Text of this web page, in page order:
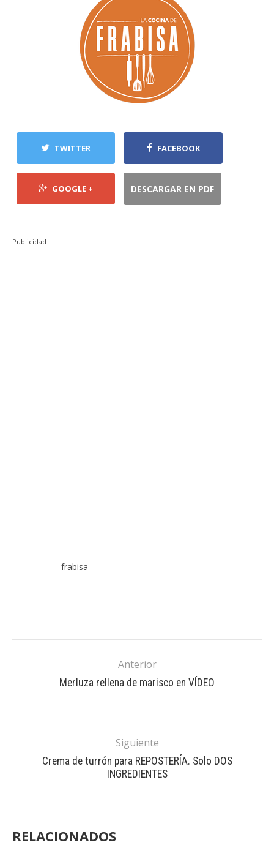
TWITTER FACEBOOK
GOOGLE + DESCARGAR EN PDF
Publicidad
frabisa
Anterior
Merluza rellena de marisco en VÍDEO
Siguiente
Crema de turrón para REPOSTERÍA. Solo DOS
INGREDIENTES
RELACIONADOS